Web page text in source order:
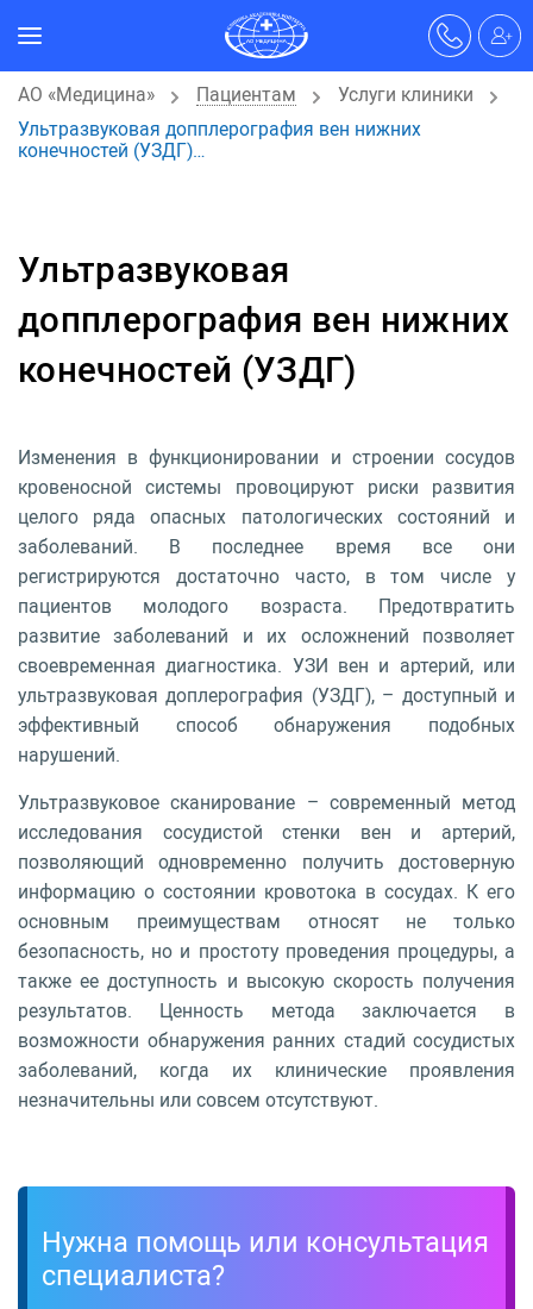
АО «Медицина» Пациентам
Услуги клиники
Ультразвуковая допплерография вен нижних
конечностей (УЗДГ)…
Ультразвуковая
допплерография вен нижних
конечностей (УЗДГ)
Изменения в функционировании и строении сосудов
кровеносной системы провоцируют риски развития
целого ряда опасных патологических состояний и
заболеваний. В последнее время все они
регистрируются достаточно часто, в том числе у
пациентов молодого возраста. Предотвратить
развитие заболеваний и их осложнений позволяет
своевременная диагностика. УЗИ вен и артерий, или
ультразвуковая доплерография (УЗДГ), – доступный и
эффективный способ обнаружения подобных
нарушений.
Ультразвуковое сканирование – современный метод
исследования сосудистой стенки вен и артерий,
позволяющий одновременно получить достоверную
информацию о состоянии кровотока в сосудах. К его
основным преимуществам относят не только
безопасность, но и простоту проведения процедуры, а
также ее доступность и высокую скорость получения
результатов. Ценность метода заключается в
возможности обнаружения ранних стадий сосудистых
заболеваний, когда их клинические проявления
незначительны или совсем отсутствуют.
Нужна помощь или консультация
специалиста?